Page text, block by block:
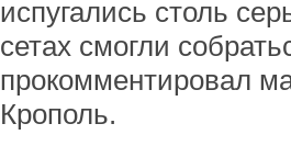
испугались столь
сетах смогли
прокомментировал
Крополь.